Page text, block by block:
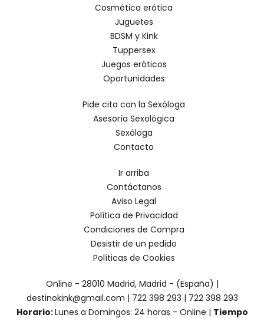
Cosmética erótica
Juguetes
BDSM y Kink
Tuppersex
Juegos eróticos
Oportunidades
Pide cita con la Sexóloga
Asesoría Sexológica
Sexóloga
Contacto
Ir arriba
Contáctanos
Aviso Legal
Política de Privacidad
Condiciones de Compra
Desistir de un pedido
Políticas de Cookies
Online - 28010 Madrid, Madrid - (España) |
destinokink@gmail.com | 722 398 293 | 722 398 293
Horario:Lunes a Domingos: 24 horas - Online | Tiempo